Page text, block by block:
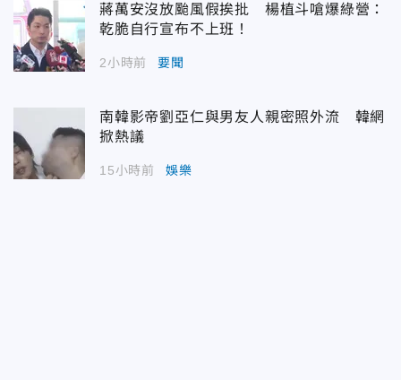
蔣萬安沒放颱風假挨批 楊植斗嗆爆綠營：
乾脆自行宣布不上班！
2小時前 要聞
南韓影帝劉亞仁與男友人親密照外流 韓網
掀熱議
15小時前 娛樂